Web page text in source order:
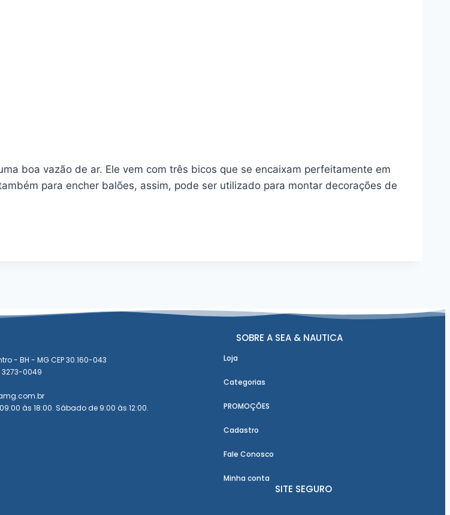
boa vazão de ar. Ele vem com três bicos que se encaixam perfeitamente em
para encher balões, assim, pode ser utilizado para montar decorações de
- BH - MG CEP 30.160-043
3273-0049
às 18:00. Sábado de 9:00 às 12:00.
SOBRE A SEA & NAUTICA
Loja
Categorias
PROMOÇÕES
Cadastro
Fale Conosco
Minha conta
SITE SEGURO